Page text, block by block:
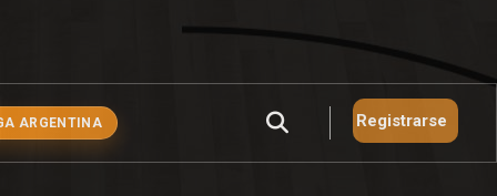
ARGENTINA Registrarse